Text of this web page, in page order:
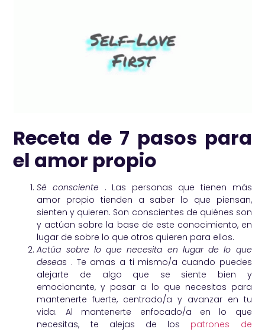
Receta de 7 pasos para
el amor propio
Sé consciente . Las personas que tienen más
amor propio tienden a saber lo que piensan,
sienten y quieren. Son conscientes de quiénes son
y actúan sobre la base de este conocimiento, en
lugar de sobre lo que otros quieren para ellos.
Actúa sobre lo que necesita en lugar de lo que
deseas . Te amas a ti mismo/a cuando puedes
alejarte de algo que se siente bien y
emocionante, y pasar a lo que necesitas para
mantenerte fuerte, centrado/a y avanzar en tu
vida. Al mantenerte enfocado/a en lo que
necesitas, te alejas de los patrones de